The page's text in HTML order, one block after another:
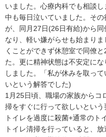
いました。心療内科でも相談
中も毎日泣いていました。そ
が、同月27日(26日有給)から
なり、軽い嫌がらせも始まり
くことができず休憩室で同僚
た。更に精神状態は不安定に
しました。「私が休みを取っ
いという解答でした)
1月25日頃、職場の家族からコ
掃をすぐに行って欲しいとい
トイレを過度に殺菌+通常のト
トイレ清掃を行っていると、